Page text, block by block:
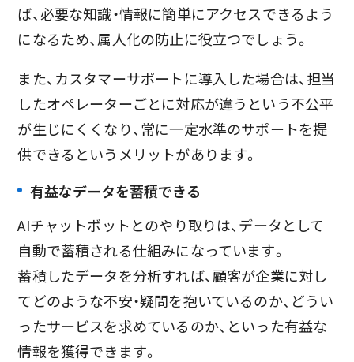
ば、必要な知識・情報に簡単にアクセスできるよう
になるため、属人化の防止に役立つでしょう。
また、カスタマーサポートに導入した場合は、担当
したオペレーターごとに対応が違うという不公平
が生じにくくなり、常に一定水準のサポートを提
供できるというメリットがあります。
有益なデータを蓄積できる
AIチャットボットとのやり取りは、データとして
自動で蓄積される仕組みになっています。
蓄積したデータを分析すれば、顧客が企業に対し
てどのような不安・疑問を抱いているのか、どうい
ったサービスを求めているのか、といった有益な
情報を獲得できます。